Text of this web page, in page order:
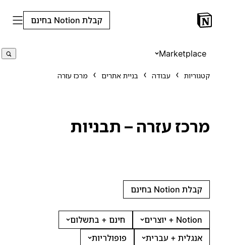
קבלת Notion בחינם
Marketplace
קטגוריות עבודה בניית אתרים מרכז עזרה
מרכז עזרה – תבניות
קבלת Notion בחינם
Notion + יוצרים
חינם + בתשלום
אנגלית + עברית
פופולריות